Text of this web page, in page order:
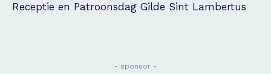
Receptie en Patroonsdag Gilde Sint Lambertus
- sponsor -